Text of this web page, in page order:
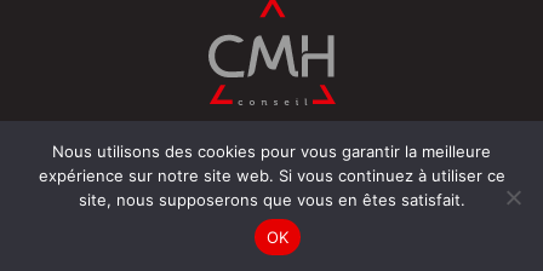
© 2026 Conçu par Projectil-Sogepress à Tours
Nous utilisons des cookies pour vous garantir la meilleure
expérience sur notre site web. Si vous continuez à utiliser ce
site, nous supposerons que vous en êtes satisfait.
OK